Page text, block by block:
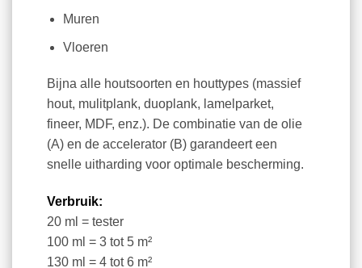
Muren
Vloeren
Bijna alle houtsoorten en houttypes (massief
hout, mulitplank, duoplank, lamelparket,
fineer, MDF, enz.). De combinatie van de olie
(A) en de accelerator (B) garandeert een
snelle uitharding voor optimale bescherming.
Verbruik:
20 ml = tester
100 ml = 3 tot 5 m²
130 ml = 4 tot 6 m²